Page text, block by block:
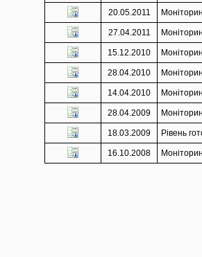
20.05.2011
27.04.2011
15.12.2010
28.04.2010
14.04.2010
28.04.2009
18.03.2009 Рівень
16.10.2008